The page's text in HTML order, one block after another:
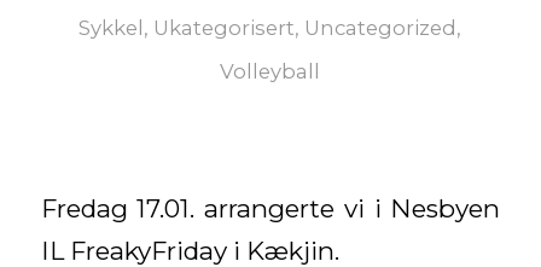
Sykkel , Ukategorisert, Uncategorized ,
Volleyball
Fredag 17.01. arrangerte vi i Nesbyen
IL FreakyFriday i Kækjin.